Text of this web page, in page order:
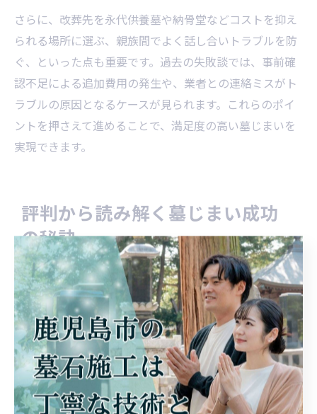
さらに、改葬先を永代供養墓や納骨堂などコストを抑え
られる場所に選ぶ、親族間でよく話し合いトラブルを防
ぐ、といった点も重要です。過去の失敗談では、事前確
認不足による追加費用の発生や、業者との連絡ミスがト
ラブルの原因となるケースが見られます。これらのポイ
ントを押さえて進めることで、満足度の高い墓じまいを
実現できます。
評判から読み解く墓じまい成功
の秘訣
評判の良い墓じまい業者の見極め方
鹿児島県薩摩川内市で墓じまいを検討する際には、評判
の良い業者選びが大切です。評判が高い業者は、過去の
実績や利用者の口コミ、対応の丁寧さが共通していま
す。具体的には、現地の状況確認をしっかり行い、見積
もりや作業内容について分かりやすく説明してくれる点